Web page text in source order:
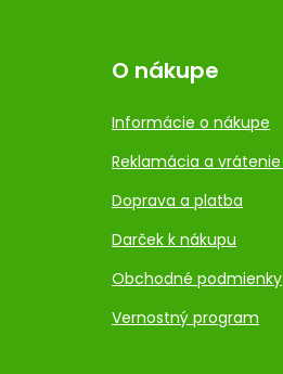
O nákupe
Informácie o nákupe
Reklamácia a
Doprava a platba
Darček k nákupu
Obchodné podmienky
Vernostný program